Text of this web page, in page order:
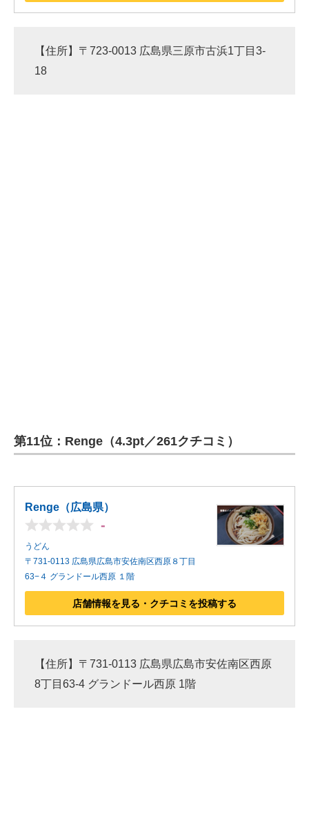
【住所】〒723-0013 広島県三原市古浜1丁目3-
18
第11位：Renge（4.3pt／261クチコミ）
Renge（広島県）
-
うどん
〒731-0113 広島県広島市安佐南区西原８丁目
63−４ グランドール西原 １階
店舗情報を見る・クチコミを投稿する
【住所】〒731-0113 広島県広島市安佐南区西原
8丁目63-4 グランドール西原 1階